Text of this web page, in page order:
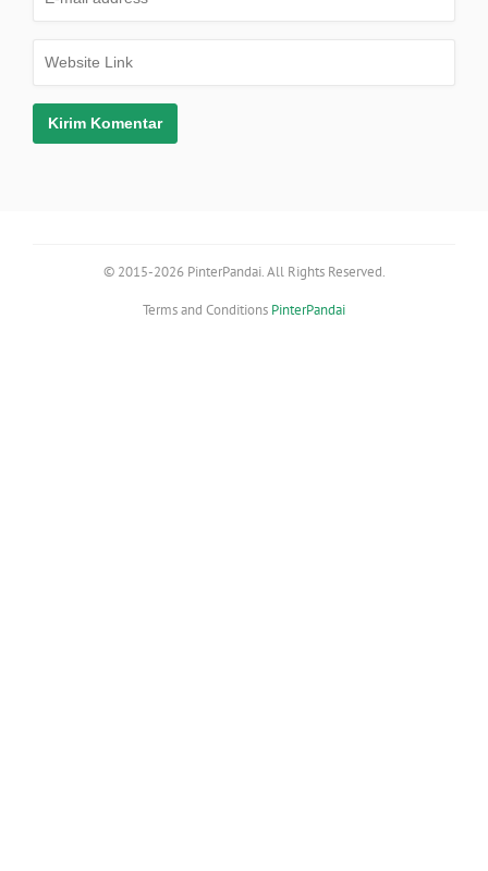
© 2015-2026 PinterPandai. All Rights Reserved.
Terms and Conditions PinterPandai